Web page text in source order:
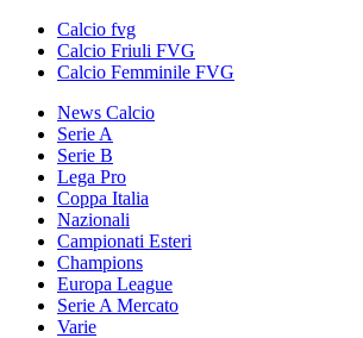
Calcio fvg
Calcio Friuli FVG
Calcio Femminile FVG
News Calcio
Serie A
Serie B
Lega Pro
Coppa Italia
Nazionali
Campionati Esteri
Champions
Europa League
Serie A Mercato
Varie